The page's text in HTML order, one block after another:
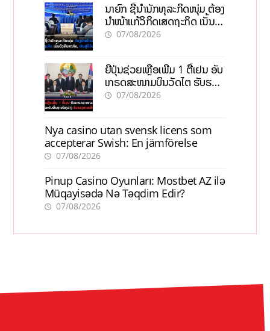
ນາຍົກ ຊີ້ນຳນັກທຸລະກິດໜຸ່ມ ຕ້ອງ
ນຳໜ້າແກ້ວິກິດເສດຖະກິດ ເນັ້ນດຶງ
ທຶນສາກົນ, ຫັນສູ່ດິຈິຕອນ
07/08/2026
ຍີ່ປຸ່ນຊ່ວຍເຫຼືອເພີ່ມ 1 ຕື້ເຢນ ອັບ
ເກຣດສະໜາມບິນວັດໄຕ ຮັບຮອງ
ການເຕີບໂຕ
07/08/2026
Nya casino utan svensk licens som
accepterar Swish: En jämförelse
07/08/2026
Pinup Casino Oyunları: Mostbet AZ ilə
Müqayisədə Nə Təqdim Edir?
07/08/2026